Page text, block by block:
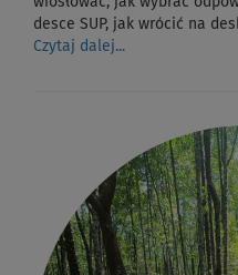
desce SUP, jak wrócić na
Czytaj dalej...